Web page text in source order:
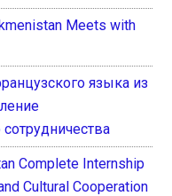
Meets with
языка из
Complete Internship
Cultural Cooperation